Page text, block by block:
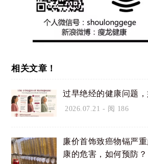
相关文章！
过早绝经的健康问题
2026.07.21 - 阅 186
廉价首饰致癌物镉严
康的危害，如何预防？